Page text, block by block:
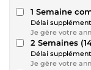
1 Semaine
Délai
Je gère votre
2 Semaines
Délai
Je gère votre